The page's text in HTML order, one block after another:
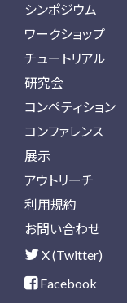
シンポジウム
ワークショップ
チュートリアル
研究会
コンペティション
コンファレンス
展示
アウトリーチ
利用規約
お問い合わせ
X (Twitter)
Facebook